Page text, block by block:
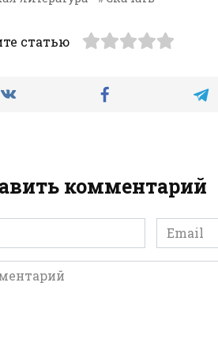
статью
комментарий
Email
*